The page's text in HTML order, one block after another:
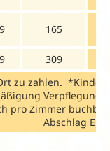
165
309
zu zahlen.
Verpflegung:
pro Zimmer
Abschlag